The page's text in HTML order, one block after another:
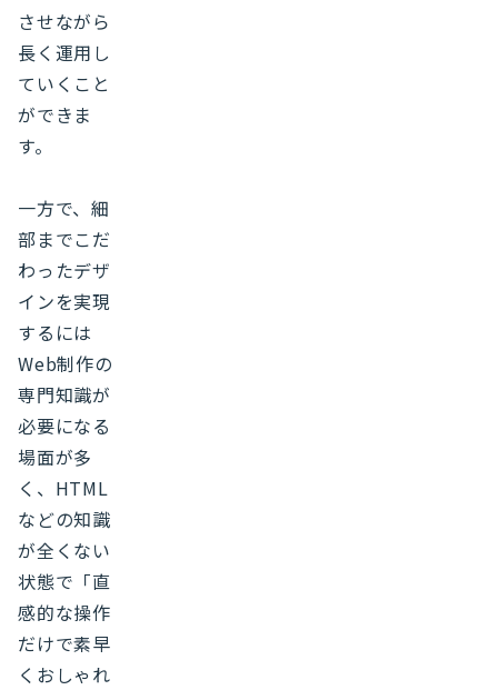
させながら
長く運用し
ていくこと
ができま
す。
一方で、細
部までこだ
わったデザ
インを実現
するには
Web制作の
専門知識が
必要になる
場面が多
く、HTML
などの知識
が全くない
状態で「直
感的な操作
だけで素早
くおしゃれ